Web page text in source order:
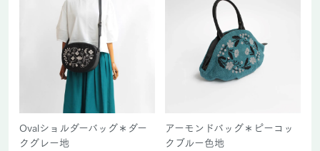
Ovalショルダーバッグ＊ダー
クグレー地
アーモンドバッグ＊ピーコッ
クブルー色地